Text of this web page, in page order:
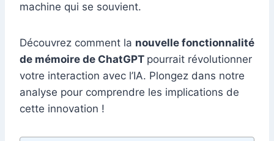
machine qui se souvient.
Découvrez comment la nouvelle fonctionnalité
de mémoire de ChatGPT pourrait révolutionner
votre interaction avec l’IA. Plongez dans notre
analyse pour comprendre les implications de
cette innovation !